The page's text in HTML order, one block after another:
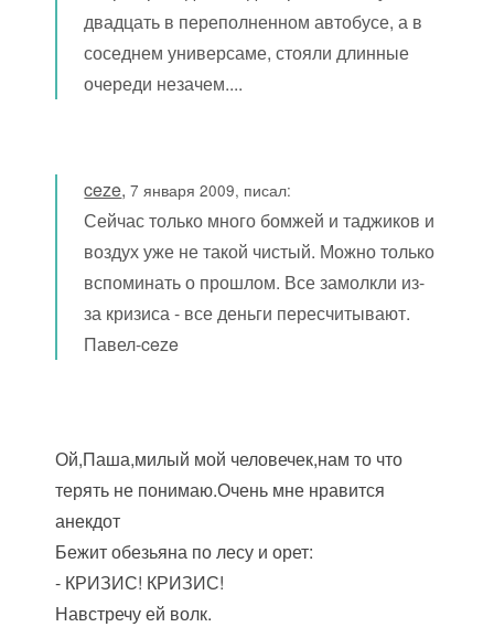
двадцать в переполненном автобусе, а в
соседнем универсаме, стояли длинные
очереди незачем....
ceze,7 января 2009, писал:
Сейчас только много бомжей и таджиков и
воздух уже не такой чистый. Можно только
вспоминать о прошлом. Все замолкли из-
за кризиса - все деньги пересчитывают.
Павел-ceze
Ой,Паша,милый мой человечек,нам то что
терять не понимаю.Очень мне нравится
анекдот
Бежит обезьяна по лесу и орет:
- КРИЗИС! КРИЗИС!
Навстречу ей волк.